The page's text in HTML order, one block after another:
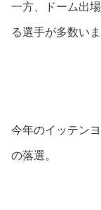
一方、ドーム出
る選手が多数いま
今年のイッテン
の落選。